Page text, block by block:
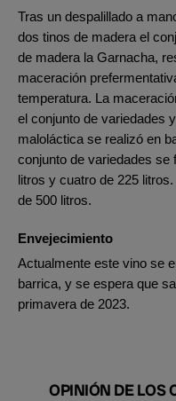
Tras un despalillado a
dos tinos de madera el
de madera la Garnacha,
maceración
temperatura. La
el conjunto de variedades
maloláctica se realizó en
conjunto de variedades se
litros y cuatro de 225
de 500 litros.
Envejecimiento
Actualmente este vino se
barrica, y se espera que
primavera de 2023.
OPINIÓN DE LOS